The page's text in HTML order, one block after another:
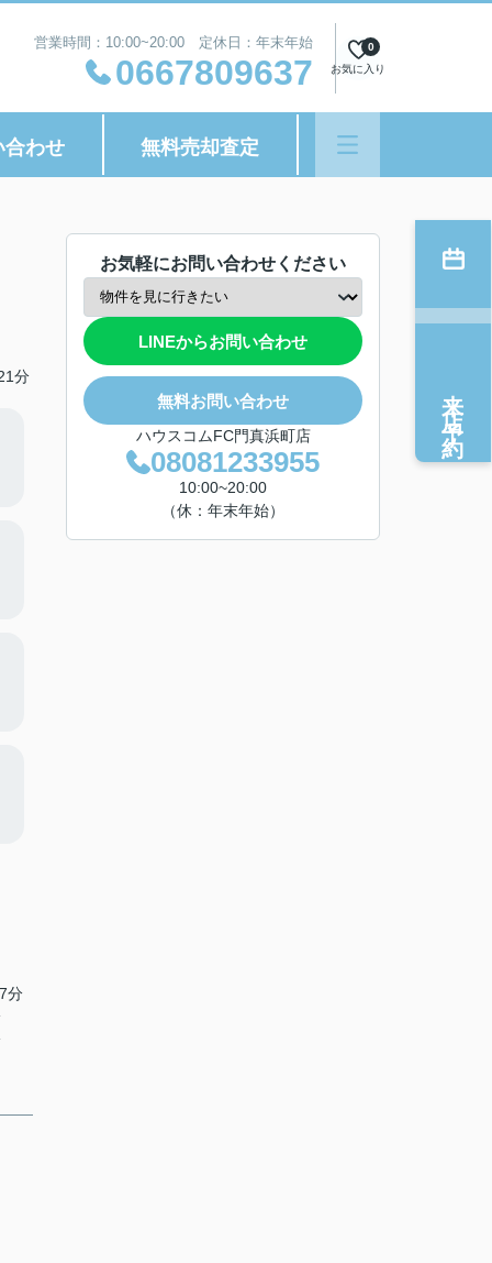
営業時間：10:00~20:00 定休日：年末年始
0667809637 お気に入り
0
合わせ 無料売却査定
分
分
お気軽にお問い合わせください
LINEからお問い合わせ
無料お問い合わせ
ハウスコムFC門真浜町店
08081233955
10:00~20:00
（休：年末年始）
来店予約